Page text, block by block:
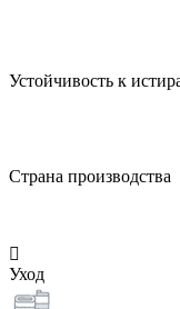
Устойчивость к
Страна
Уход